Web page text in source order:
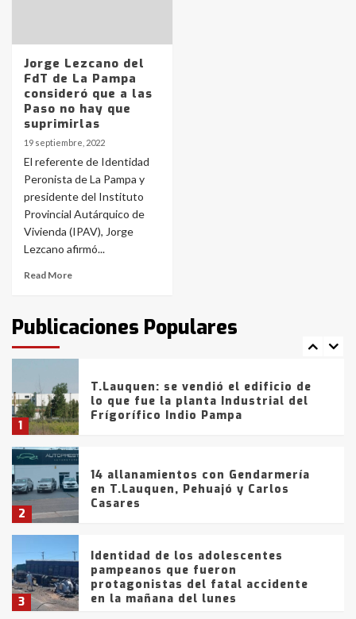
Jorge Lezcano del
FdT de La Pampa
consideró que a las
Paso no hay que
suprimirlas
19 septiembre, 2022
El referente de Identidad
Peronista de La Pampa y
presidente del Instituto
Provincial Autárquico de
Vivienda (IPAV), Jorge
Lezcano afirmó...
Read More
Publicaciones Populares
4
Accidente en Ruta 5: falleció un
joven de Trenque Lauquen
5
Los precios de los combustibles en
La Pampa, desde YPF hasta Axion
entre 857 a 1338 pesos
6
La Bolsa de Cereales de Bahía
Blanca anticipa que Agosto vendrá
con lluvias y heladas, en gran parte
de la provincia
fueron detenidos por
comercialización de drogas en la
tarde del sábado
1
T.Lauquen: se vendió el edificio de
lo que fue la planta Industrial del
Frígorífico Indio Pampa
2
14 allanamientos con Gendarmería
en T.Lauquen, Pehuajó y Carlos
Casares
3
Identidad de los adolescentes
pampeanos que fueron
protagonistas del fatal accidente
en la mañana del lunes